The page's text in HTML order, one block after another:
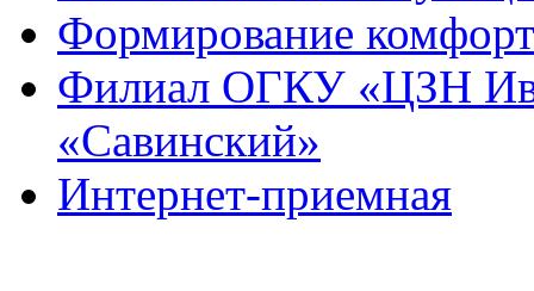
Формирование
Филиал ОГКУ «ЦЗН
«Савинский»
Интернет-приемная